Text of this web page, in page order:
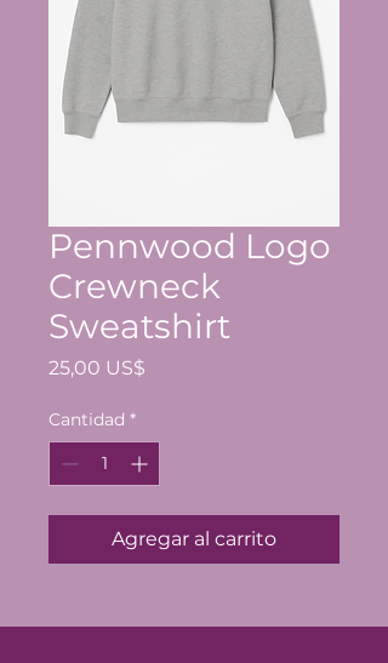
Pennwood Logo
Crewneck
Sweatshirt
25,00 US$
Cantidad *
Agregar al carrito